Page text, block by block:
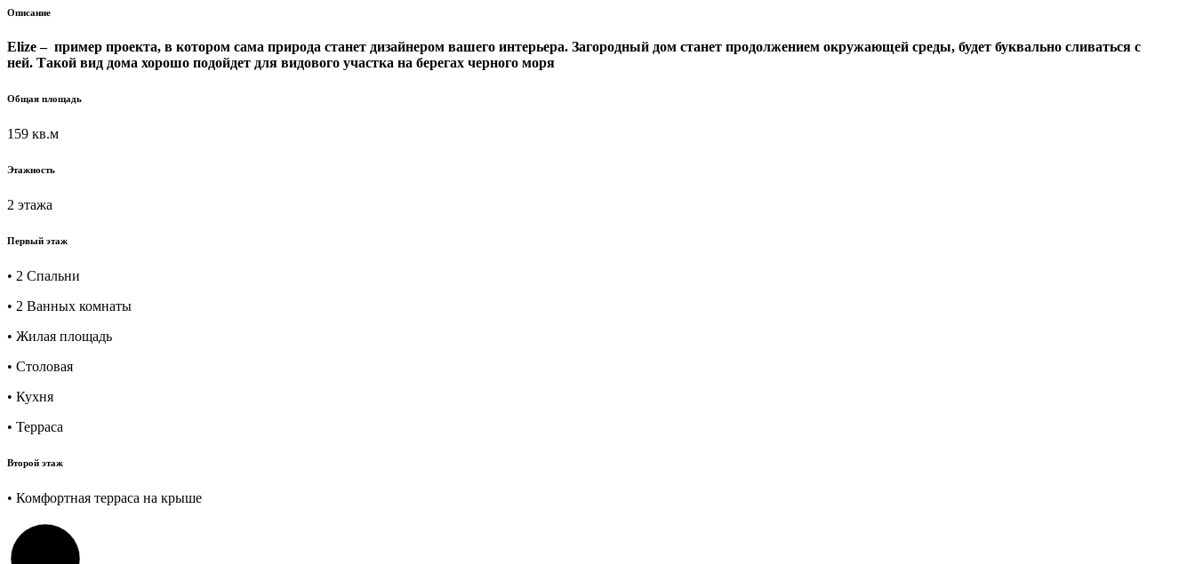
Описание
Elize – пример проекта, в котором сама природа станет дизайнером вашего интерьера. Загородный дом станет продолжением окружающей среды, будет буквально сливаться с
ней. Такой вид дома хорошо подойдет для видового участка на берегах черного моря
Общая площадь
159 кв.м
Этажность
2 этажа
Первый этаж
• 2 Спальни
• 2 Ванных комнаты
• Жилая площадь
• Столовая
• Кухня
• Терраса
Второй этаж
• Комфортная терраса на крыше